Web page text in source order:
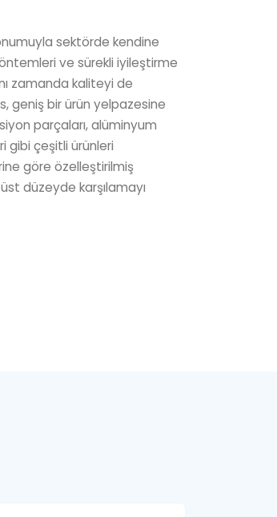
sektörde kendine
ve sürekli iyileştirme
zamanda kaliteyi de
geniş bir ürün yelpazesine
parçaları, alüminyum
gibi çeşitli ürünleri
göre özelleştirilmiş
düzeyde karşılamayı